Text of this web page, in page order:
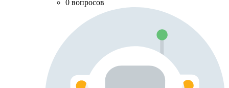
0 вопросов